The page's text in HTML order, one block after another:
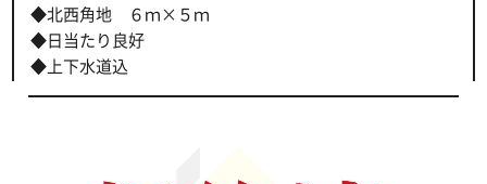
◆北西角地 ６ｍ×５ｍ
◆日当たり良好
◆上下水道込